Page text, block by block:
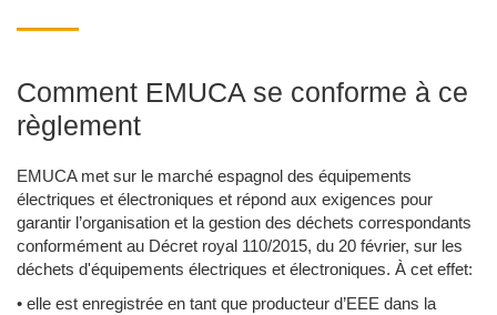
Comment EMUCA se conforme à ce
règlement
EMUCA met sur le marché espagnol des équipements
électriques et électroniques et répond aux exigences pour
garantir l’organisation et la gestion des déchets correspondants
conformément au Décret royal 110/2015, du 20 février, sur les
déchets d'équipements électriques et électroniques. À cet effet:
• elle est enregistrée en tant que producteur d’EEE dans la